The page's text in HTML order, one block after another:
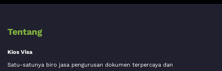
Tentang
Kios Visa
Satu-satunya biro jasa pengurusan dokumen terpercaya dan